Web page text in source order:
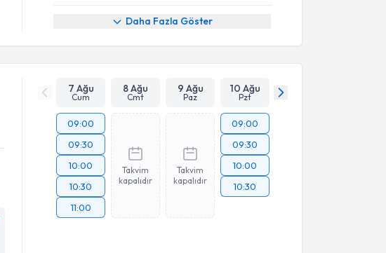
Daha Fazla Göster
7 Ağu
Cum
8 Ağu
Cmt
9 Ağu
Paz
10 Ağu
Pzt
09:00
09:30
10:00
10:30
11:00
Takvim
kapalıdır
Takvim
kapalıdır
09:00
09:30
10:00
10:30